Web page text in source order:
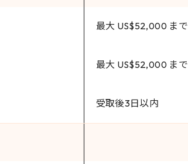
最大 US$52,000 まで
最大 US$52,000 まで
受取後3日以内